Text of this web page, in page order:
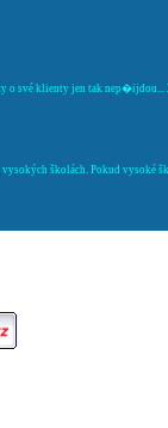
o své klienty jen tak
školách. Pokud